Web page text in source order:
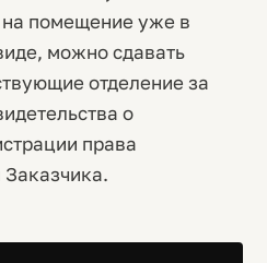
на помещение уже в
можно сдавать
отделение за
о
права
Заказчика.